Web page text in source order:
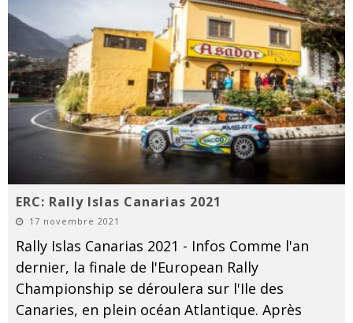
ERC: Rally Islas Canarias 2021
17 novembre 2021
Rally Islas Canarias 2021 - Infos Comme l'an
dernier, la finale de l'European Rally
Championship se déroulera sur l'Ile des
Canaries, en plein océan Atlantique. Après